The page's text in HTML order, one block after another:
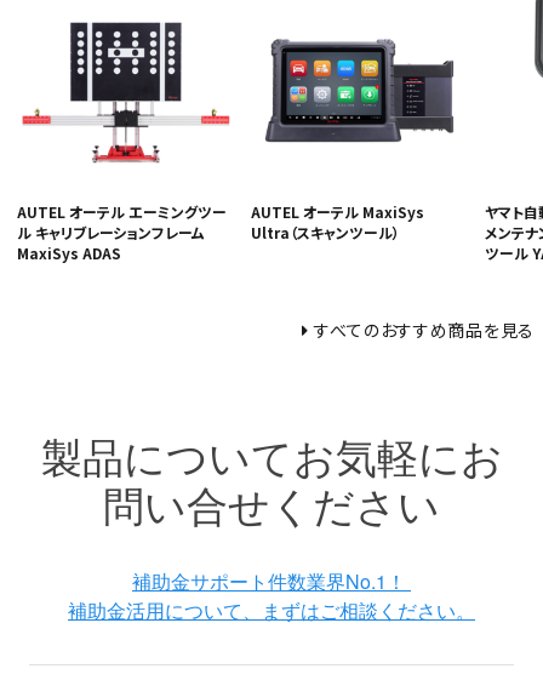
AUTEL オーテル エーミングツー
ル キャリブレーションフレーム
MaxiSys ADAS
AUTEL オーテル MaxiSys
Ultra（スキャンツール）
ヤマト自
メンテナ
ツール
すべてのおすすめ商品を見る